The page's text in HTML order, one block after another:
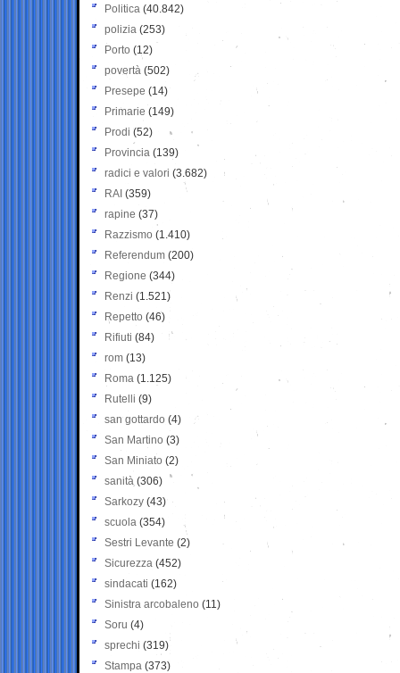
Politica (40.842)
polizia (253)
Porto (12)
povertà (502)
Presepe (14)
Primarie (149)
Prodi (52)
Provincia (139)
radici e valori (3.682)
RAI (359)
rapine (37)
Razzismo (1.410)
Referendum (200)
Regione (344)
Renzi (1.521)
Repetto (46)
Rifiuti (84)
rom (13)
Roma (1.125)
Rutelli (9)
san gottardo (4)
San Martino (3)
San Miniato (2)
sanità (306)
Sarkozy (43)
scuola (354)
Sestri Levante (2)
Sicurezza (452)
sindacati (162)
Sinistra arcobaleno (11)
Soru (4)
sprechi (319)
Stampa (373)